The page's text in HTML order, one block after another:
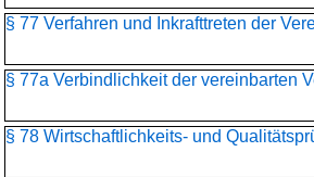
§ 77 Verfahren und Inkrafttreten der
§ 77a Verbindlichkeit der vereinbarten
§ 78 Wirtschaftlichkeits- und